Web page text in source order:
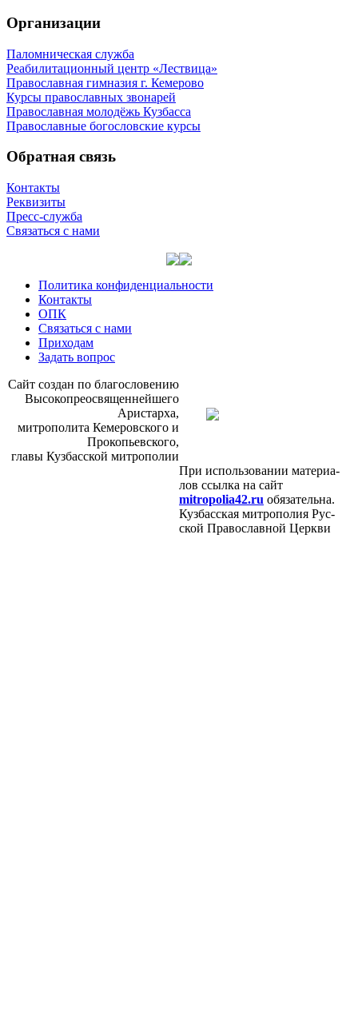
Организации
Паломническая служба
Реабилитационный центр «Лествица»
Православная гимназия г. Кемерово
Курсы православных звонарей
Православная молодёжь Кузбасса
Православные богословские курсы
Обратная связь
Контакты
Реквизиты
Пресс-служба
Связаться с нами
Политика конфиденциальности
Контакты
ОПК
Связаться с нами
Приходам
Задать вопрос
Сайт со­здан по бла­го­сло­ве­нию
Вы­со­ко­прео­свя­щен­ней­ше­го
Ари­стар­ха,
мит­ро­по­ли­та Ке­ме­ров­ско­го и
Про­ко­пьев­ско­го,
гла­вы Куз­бас­ской мит­ро­по­лии
При ис­поль­зо­ва­нии ма­те­ри­а­
лов ссыл­ка на сайт
mitropolia42.ru обя­за­тель­на.
Куз­бас­ская мит­ро­по­лия Рус­
ской Пра­во­слав­ной Церк­ви